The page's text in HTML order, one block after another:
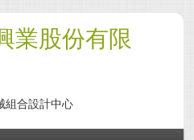
業股份有限
組合設計中心